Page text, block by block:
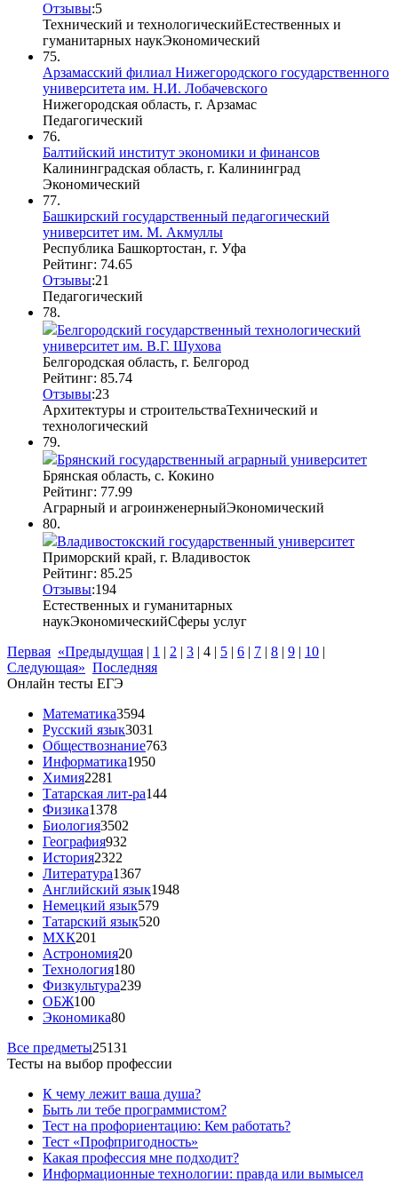
Отзывы:5
Технический и технологическийЕстественных и
гуманитарных наукЭкономический
75.
Арзамасский филиал Нижегородского государственного
университета им. Н.И. Лобачевского
Нижегородская область, г. Арзамас
Педагогический
76.
Балтийский институт экономики и финансов
Калининградская область, г. Калининград
Экономический
77.
Башкирский государственный педагогический
университет им. М. Акмуллы
Республика Башкортостан, г. Уфа
Рейтинг: 74.65
Отзывы:21
Педагогический
78.
Белгородский государственный технологический
университет им. В.Г. Шухова
Белгородская область, г. Белгород
Рейтинг: 85.74
Отзывы:23
Архитектуры и строительстваТехнический и
технологический
79.
Брянский государственный аграрный университет
Брянская область, с. Кокино
Рейтинг: 77.99
Аграрный и агроинженерныйЭкономический
80.
Владивостокский государственный университет
Приморский край, г. Владивосток
Рейтинг: 85.25
Отзывы:194
Естественных и гуманитарных
наукЭкономическийСферы услуг
Первая «Предыдущая | 1 | 2 | 3 | 4 | 5 | 6 | 7 | 8 | 9 | 10 |
Следующая» Последняя
Онлайн тесты ЕГЭ
Математика3594
Русский язык3031
Обществознание763
Информатика1950
Химия2281
Татарская лит-ра144
Физика1378
Биология3502
География932
История2322
Литература1367
Английский язык1948
Немецкий язык579
Татарский язык520
МХК201
Астрономия20
Технология180
Физкультура239
ОБЖ100
Экономика80
Все предметы25131
Тесты на выбор профессии
К чему лежит ваша душа?
Быть ли тебе программистом?
Тест на профориентацию: Кем работать?
Тест «Профпригодность»
Какая профессия мне подходит?
Информационные технологии: правда или вымысел